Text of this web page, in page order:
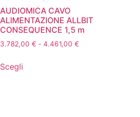
AUDIOMICA CAVO
ALIMENTAZIONE ALLBIT
CONSEQUENCE 1,5 m
3.782,00 € - 4.461,00 €
Scegli